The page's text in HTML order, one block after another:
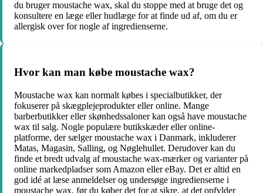
du bruger moustache wax, skal du stoppe med at bruge det og
konsultere en læge eller hudlæge for at finde ud af, om du er
allergisk over for nogle af ingredienserne.
Hvor kan man købe moustache wax?
Moustache wax kan normalt købes i specialbutikker, der
fokuserer på skægplejeprodukter eller online. Mange
barberbutikker eller skønhedssaloner kan også have moustache
wax til salg. Nogle populære butikskæder eller online-
platforme, der sælger moustache wax i Danmark, inkluderer
Matas, Magasin, Salling, og Nøglehullet. Derudover kan du
finde et bredt udvalg af moustache wax-mærker og varianter på
online markedpladser som Amazon eller eBay. Det er altid en
god idé at læse anmeldelser og undersøge ingredienserne i
moustache wax, før du køber det for at sikre, at det opfylder